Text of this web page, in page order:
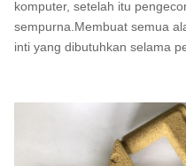
komputer, setelah itu
sempurna.Membuat semua
inti yang dibutuhkan selama